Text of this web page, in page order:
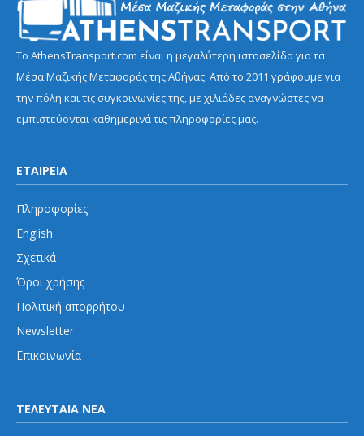
Το AthensTransport.com είναι η μεγαλύτερη ιστοσελίδα για τα
Μέσα Μαζικής Μεταφοράς της Αθήνας. Από το 2011 γράφουμε για
την πόλη και τις συγκοινωνίες της, με χιλιάδες αναγνώστες να
εμπιστεύονται καθημερινά τις πληροφορίες μας.
ΕΤΑΙΡΕΙΑ
Πληροφορίες
English
Σχετικά
Όροι χρήσης
Πολιτική απορρήτου
Newsletter
Επικοινωνία
ΤΕΛΕΥΤΑΙΑ ΝΕΑ